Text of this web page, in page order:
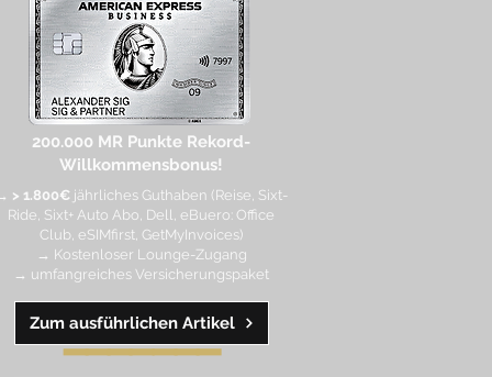
200.000 MR Punkte Rekord-
Willkommensbonus!
> 1.800€ jährliches Guthaben (Reise, Sixt-
Ride, Sixt+ Auto Abo, Dell, eBuero: Office
Club, eSIMfirst, GetMyInvoices)
→ Kostenloser Lounge-Zugang
→ umfangreiches Versicherungspaket
━━━━━━━
Zum ausführlichen Artikel